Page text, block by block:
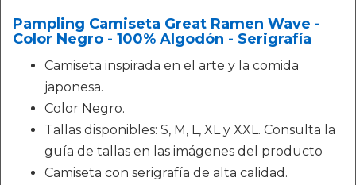
Pampling Camiseta Great Ramen Wave -
Color Negro - 100% Algodón - Serigrafía
Camiseta inspirada en el arte y la comida
japonesa.
Color Negro.
Tallas disponibles: S, M, L, XL y XXL. Consulta la
guía de tallas en las imágenes del producto
Camiseta con serigrafía de alta calidad.